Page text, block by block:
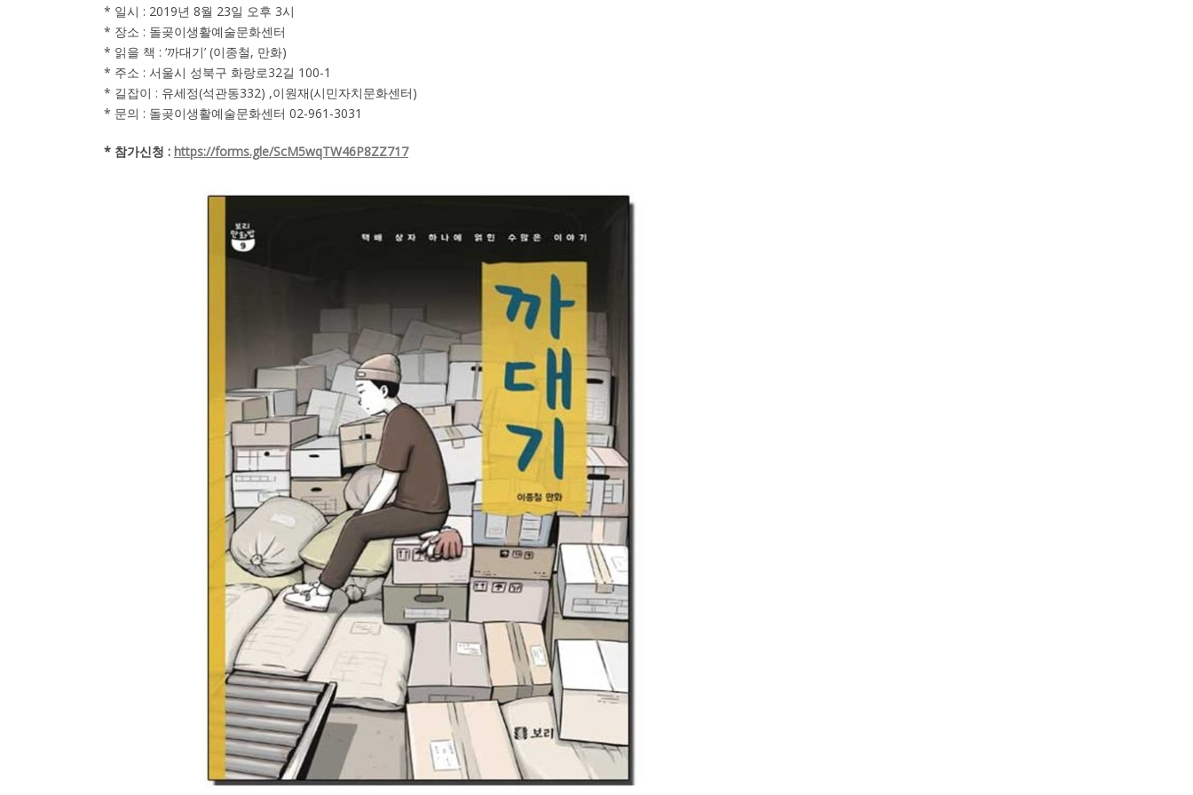
* 일시 : 2019년 8월 23일 오후 3시
* 장소 : 돌곶이생활예술문화센터
* 읽을 책 : ‘까대기’ (이종철, 만화)
* 주소 : 서울시 성북구 화랑로32길 100-1
* 길잡이 : 유세정(석관동332) ,이원재(시민자치문화센터)
* 문의 : 돌곶이생활예술문화센터 02-961-3031
* 참가신청 : https://forms.gle/ScM5wqTW46P8ZZ717